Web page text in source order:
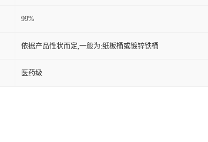
99%
依据产品性状而定,一般为:纸板桶或镀锌铁桶
医药级